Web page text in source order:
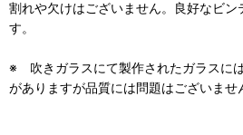
割れや欠けはございません。良好なビ
す。
※ 吹きガラスにて製作されたガラスに
がありますが品質には問題はございませ